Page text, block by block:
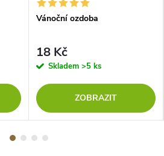
Vánoční ozdoba
18 Kč
Skladem >5 ks
ZOBRAZIT